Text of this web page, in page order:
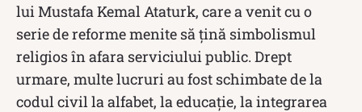
lui Mustafa Kemal Ataturk, care a venit cu o
serie de reforme menite să țină simbolismul
religios în afara serviciului public. Drept
urmare, multe lucruri au fost schimbate de la
codul civil la alfabet, la educație, la integrarea